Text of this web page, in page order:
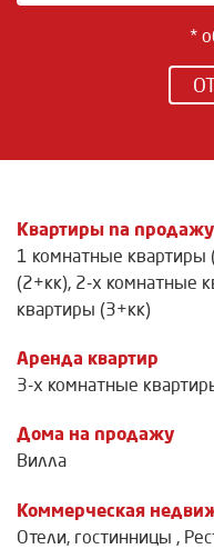
*
Квартиры na продажу
1 комнатные квартиры
(2+кк), 2-х комнатные
квартиры (3+кк)
Аренда квартир
3-х комнатные
Дома на продажу
Вилла
Коммерческая
Отели, гостинницы ,